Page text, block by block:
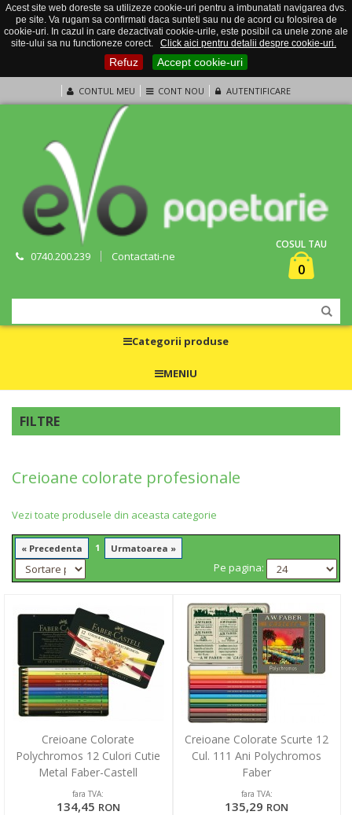
Acest site web doreste sa utilizeze cookie-uri pentru a imbunatati navigarea dvs.
pe site. Va rugam sa confirmati daca sunteti sau nu de acord cu folosirea de
cookie-uri. In cazul in care dezactivati cookie-urile, este posibil ca unele zone ale
site-ului sa nu functioneze corect.
Click aici pentru detalii despre cookie-uri.
Refuz Accept cookie-uri
CONTUL MEU CONT NOU AUTENTIFICARE
0740.200.239 Contactati-ne
COSUL TAU
0
Categorii produse
MENIU
FILTRE
Creioane colorate profesionale
Vezi toate produsele din aceasta categorie
« Precedenta 1 Urmatoarea »
Pe pagina:
Creioane Colorate
Polychromos 12 Culori Cutie
Metal Faber-Castell
fara TVA:
134,45 RON
Creioane Colorate Scurte 12
Cul. 111 Ani Polychromos
Faber
fara TVA:
135,29 RON